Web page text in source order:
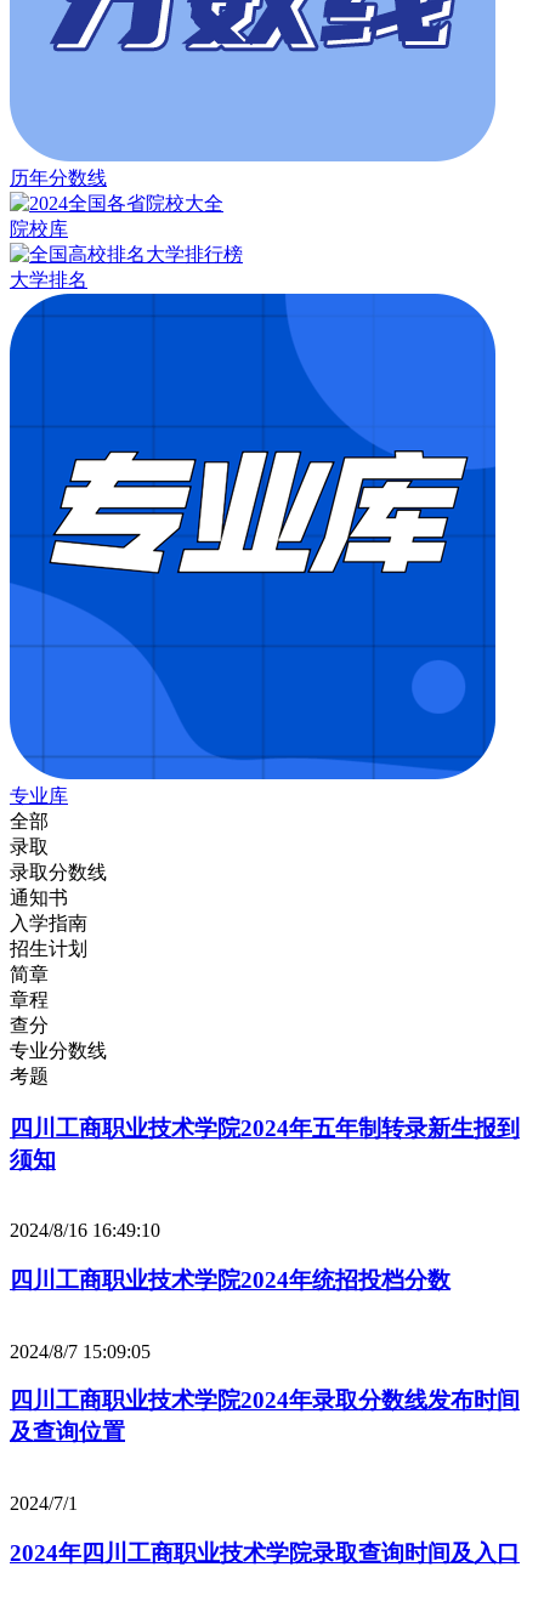
历年分数线
院校库
大学排名
专业库
全部
录取
录取分数线
通知书
入学指南
招生计划
简章
章程
查分
专业分数线
考题
四川工商职业技术学院2024年五年制转录新生报到
须知
2024/8/16 16:49:10
四川工商职业技术学院2024年统招投档分数
2024/8/7 15:09:05
四川工商职业技术学院2024年录取分数线发布时间
及查询位置
2024/7/1
2024年四川工商职业技术学院录取查询时间及入口